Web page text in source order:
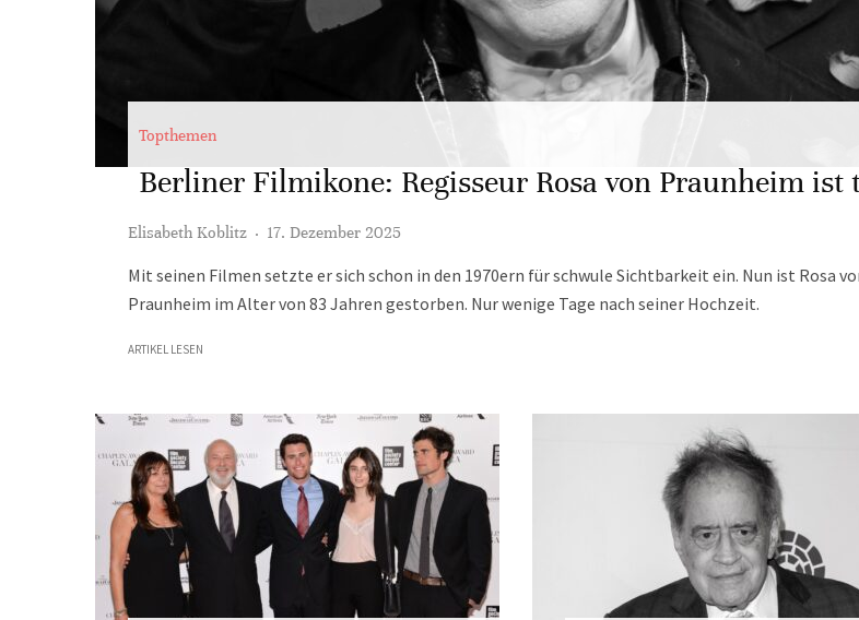
Topthemen
Berliner Filmikone: Regisseur Rosa von Praunheim ist
Elisabeth Koblitz · 17. Dezember 2025
Mit seinen Filmen setzte er sich schon in den 1970ern für schwule Sichtbarkeit ein. Nun ist Rosa
Praunheim im Alter von 83 Jahren gestorben. Nur wenige Tage nach seiner Hochzeit.
ARTIKEL LESEN